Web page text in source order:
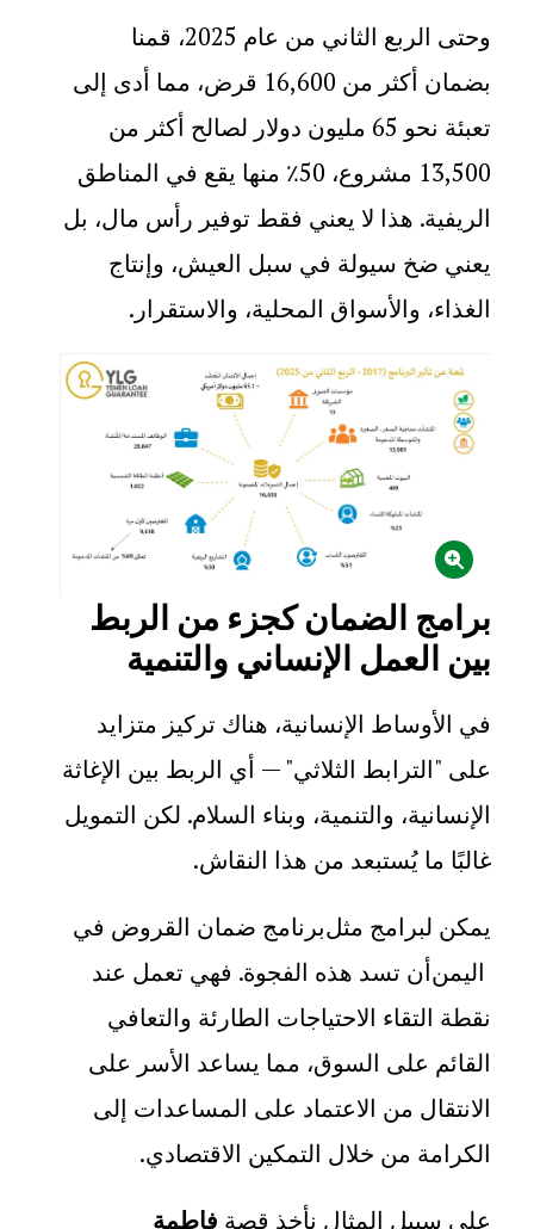
وحتى الربع الثاني من عام 2025، قمنا
بضمان أكثر من 16,600 قرض، مما أدى إلى
تعبئة نحو 65 مليون دولار لصالح أكثر من
13,500 مشروع، 50٪ منها يقع في المناطق
الريفية. هذا لا يعني فقط توفير رأس مال، بل
يعني ضخ سيولة في سبل العيش، وإنتاج
الغذاء، والأسواق المحلية، والاستقرار .
الصورة
برامج الضمان كجزء من الربط
بين العمل الإنساني والتنمية
في الأوساط الإنسانية، هناك تركيز متزايد
على "الترابط الثلاثي" — أي الربط بين الإغاثة
الإنسانية، والتنمية، وبناء السلام. لكن التمويل
غالبًا ما يُستبعد من هذا النقاش.
يمكن لبرامج مثل
برنامج ضمان القروض في
أن تسد هذه الفجوة. فهي تعمل عند
نقطة التقاء الاحتياجات الطارئة والتعافي
القائم على السوق، مما يساعد الأسر على
الانتقال من الاعتماد على المساعدات إلى
الكرامة من خلال التمكين الاقتصادي.
على سبيل المثال نأخذ قصةفاطمة